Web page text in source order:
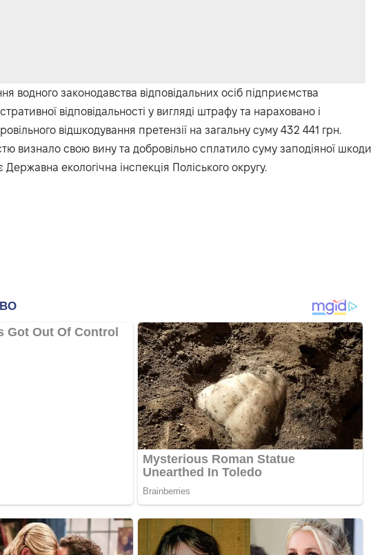
водного законодавства відповідальних осіб підприємства
відповідальності у вигляді штрафу та нараховано і
відшкодування претензії на загальну суму 432 441 грн.
визнало свою вину та добровільно сплатило суму заподіяної шкоди
Державна екологічна інспекція Поліського округу.